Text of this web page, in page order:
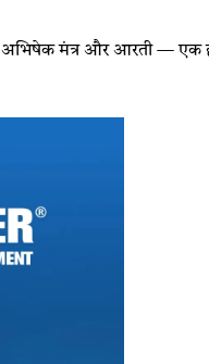
अभिषेक मंत्र और आरती — एक